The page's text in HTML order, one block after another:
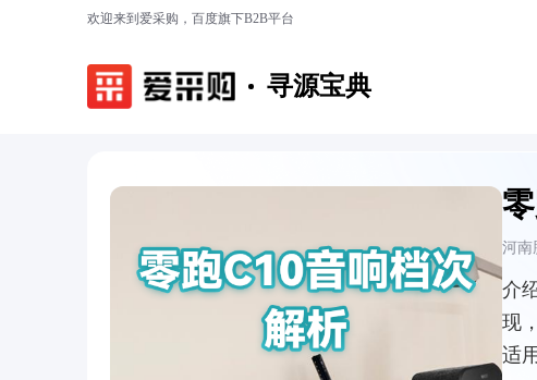
欢迎来到爱采购，百度旗下B2B平台
寻源宝典
河南
介
现
适